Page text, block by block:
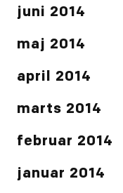
juni 2014
maj 2014
april 2014
marts 2014
februar 2014
januar 2014